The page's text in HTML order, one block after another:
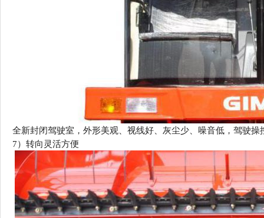
全新封闭驾驶室， 外形美观、视线好、 灰尘少、噪音低，驾驶操
7） 转向灵活方便